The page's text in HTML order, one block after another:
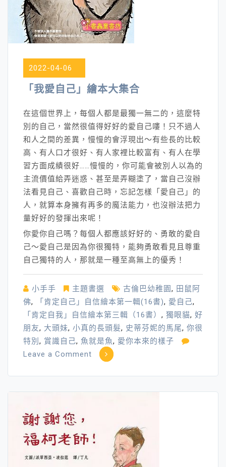
2022-04-06
「我愛自己」繪本大集合
在這個世界上，每個人都是最獨一無二的，這麼特
別的自己，當然很值得好好的愛自己嘍！只不過人
和人之間的差異，慢慢的會浮現出～有些長的比較
高、有人口才很好、有人家裡比較富有、有人在學
習方面成績很好……慢慢的，你可能會被別人以為的
主流價值給弄迷惑、甚至是弄糊塗了，當自己沒辦
法看見自己、喜歡自己時，忘記怎樣「愛自己」的
人，就算本身擁有再多的魔法能力，也沒辦法把力
量好好的發揮出來呢！
你愛你自己嗎？每個人都應該好好的、勇敢的愛自
己～愛自己是因為你很獨特，能夠勇敢看見且尊重
自己獨特的人，那就是一種至高無上的優秀！
小手手 主題書選 古倫巴幼稚園, 田鼠阿
佛, 「肯定自己」自信繪本第一輯(16書), 愛自己,
「肯定自我」自信繪本第三輯（16書） , 獨眼貓, 好
朋友, 大頭妹, 小真的長頭髮, 史蒂芬妮的馬尾, 你很
特別 , 賞識自己, 魚就是魚, 愛你本來的樣子
Leave a Comment on
自
本
大